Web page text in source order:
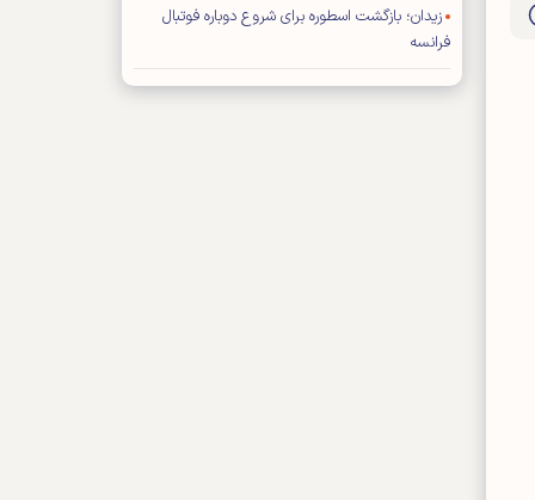
زیدان؛ بازگشت اسطوره برای شروع دوباره فوتبال
فرانسه
تصمیم سخت